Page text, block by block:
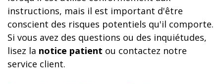
instructions, mais il est important d'être
conscient des risques potentiels qu'il comporte.
Si vous avez des questions ou des inquiétudes,
lisez la notice patient ou contactez notre
service client.